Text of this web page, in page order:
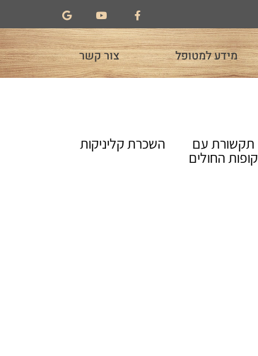
מידע למטופל צור קשר
תקשורת עם
קופות החולים
השכרת קליניקות